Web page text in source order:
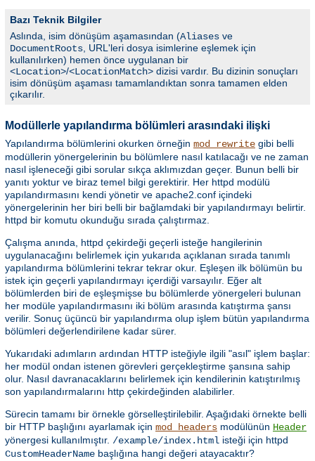
Bazı Teknik Bilgiler
Aslında, isim dönüşüm aşamasından (Aliases ve
DocumentRoots, URL'leri dosya isimlerine eşlemek için
kullanılırken) hemen önce uygulanan bir
<Location>/<LocationMatch> dizisi vardır. Bu dizinin sonuçları
isim dönüşüm aşaması tamamlandıktan sonra tamamen elden
çıkarılır.
Modüllerle yapılandırma bölümleri arasındaki ilişki
Yapılandırma bölümlerini okurken örneğin mod_rewrite gibi belli
modüllerin yönergelerinin bu bölümlere nasıl katılacağı ve ne zaman
nasıl işleneceği gibi sorular sıkça aklımızdan geçer. Bunun belli bir
yanıtı yoktur ve biraz temel bilgi gerektirir. Her httpd modülü
yapılandırmasını kendi yönetir ve apache2.conf içindeki
yönergelerinin her biri belli bir bağlamdaki bir yapılandırmayı belirtir.
httpd bir komutu okunduğu sırada çalıştırmaz.
Çalışma anında, httpd çekirdeği geçerli isteğe hangilerinin
uygulanacağını belirlemek için yukarıda açıklanan sırada tanımlı
yapılandırma bölümlerini tekrar tekrar okur. Eşleşen ilk bölümün bu
istek için geçerli yapılandırmayı içerdiği varsayılır. Eğer alt
bölümlerden biri de eşleşmişse bu bölümlerde yönergeleri bulunan
her modüle yapılandırmasını iki bölüm arasında katıştırma şansı
verilir. Sonuç üçüncü bir yapılandırma olup işlem bütün yapılandırma
bölümleri değerlendirilene kadar sürer.
Yukarıdaki adımların ardından HTTP isteğiyle ilgili "asıl" işlem başlar:
her modül ondan istenen görevleri gerçekleştirme şansına sahip
olur. Nasıl davranacaklarını belirlemek için kendilerinin katıştırılmış
son yapılandırmalarını http çekirdeğinden alabilirler.
Sürecin tamamı bir örnekle görselleştirilebilir. Aşağıdaki örnekte belli
bir HTTP başlığını ayarlamak için mod_headers modülünün Header
yönergesi kullanılmıştır. /example/index.html isteği için httpd
CustomHeaderName başlığına hangi değeri atayacaktır?